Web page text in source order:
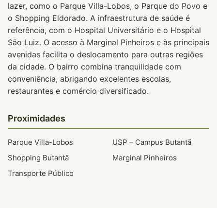
lazer, como o Parque Villa-Lobos, o Parque do Povo e
o Shopping Eldorado. A infraestrutura de saúde é
referência, com o Hospital Universitário e o Hospital
São Luiz. O acesso à Marginal Pinheiros e às principais
avenidas facilita o deslocamento para outras regiões
da cidade. O bairro combina tranquilidade com
conveniência, abrigando excelentes escolas,
restaurantes e comércio diversificado.
Proximidades
Parque Villa-Lobos
USP – Campus Butantã
Shopping Butantã
Marginal Pinheiros
Transporte Público